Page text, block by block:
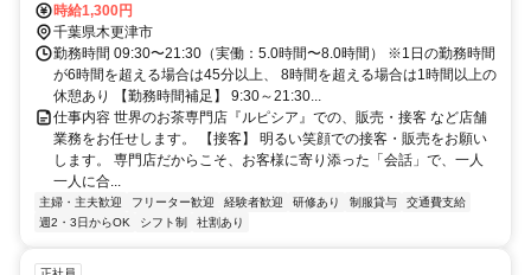
東交通バス乗車「イオンモール木更津」下車イオンモール木更津1階
時給1,300円
千葉県木更津市
勤務時間 09:30〜21:30（実働：5.0時間〜8.0時間） ※1日の勤務時間
が6時間を超える場合は45分以上、 8時間を超える場合は1時間以上の
休憩あり 【勤務時間補足】 9:30～21:30...
仕事内容 世界のお茶専門店『ルピシア』での、販売・接客 など店舗
業務をお任せします。 【接客】 明るい笑顔での接客・販売をお願い
します。 専門店だからこそ、お客様に寄り添った「会話」で、一人
一人に合...
主婦・主夫歓迎 フリーター歓迎 経験者歓迎 研修あり 制服貸与
交通費支給
週2・3日からOK
シフト制 社割あり